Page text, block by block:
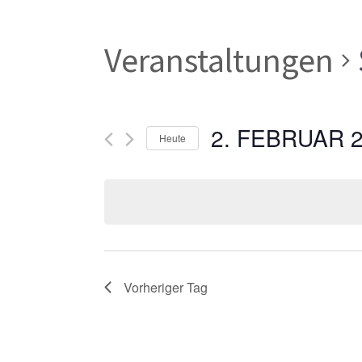
Veranstaltungen
Heute 2. FEBRUAR
Vorheriger Tag